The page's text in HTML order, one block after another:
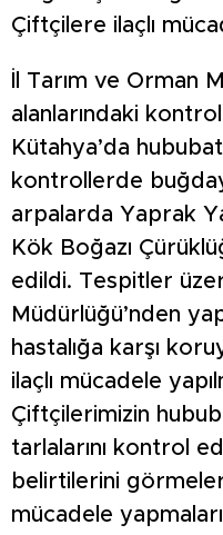
Çiftçilere ilaçlı
İl Tarım ve Orman
alanlarındaki
Kütahya’da
kontrollerde
arpalarda Yaprak
Kök Boğazı
edildi. Tespitler
Müdürlüğü’nden
hastalığa karşı
ilaçlı mücadele
Çiftçilerimizin
tarlalarını kontrol
belirtilerini
mücadele